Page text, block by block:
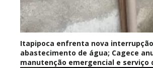
Itapipoca enfrenta nova
abastecimento de água; Cagece
manutenção emergencial e serviço